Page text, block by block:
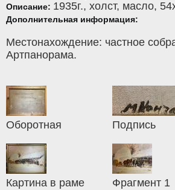
Описание: 1935г., холст, масло,
Дополнительная информация:
Местонахождение: частное
Артпанорама.
Оборотная Подпись
Картина в раме Фрагмент 1